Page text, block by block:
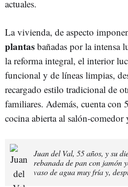
actuales.
La vivienda, de aspecto
plantas bañadas por la intensa
la reforma integral, el interior
funcional y de líneas limpias,
recargado estilo tradicional de
familiares. Además, cuenta con
cocina abierta al salón-comedor
Juan del Val, 55 años, y su
rebanada de pan con jamón
vaso de agua muy fría y,